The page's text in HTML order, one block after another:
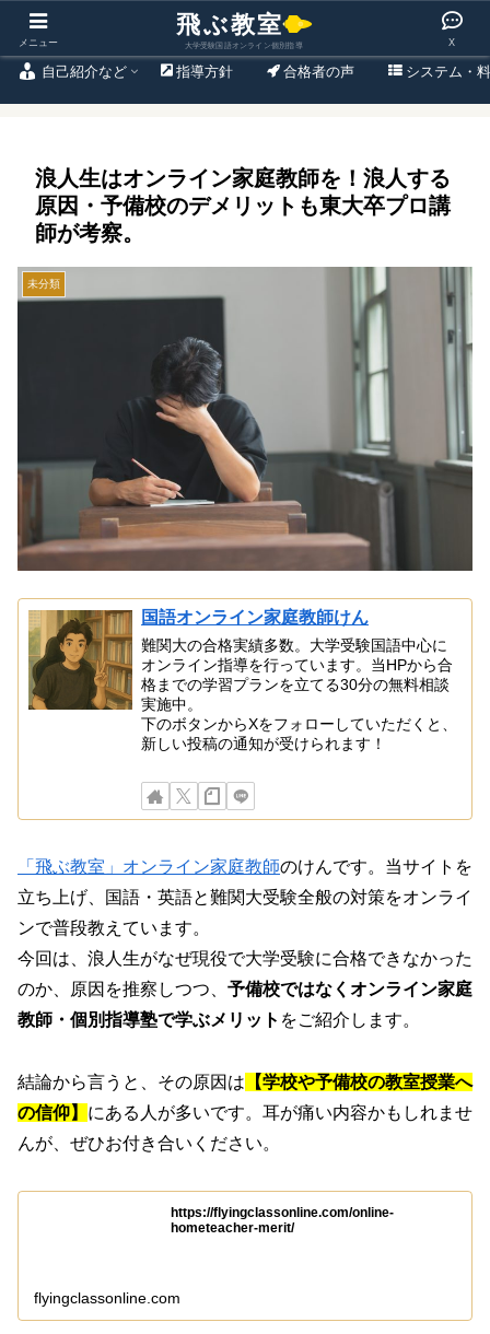
東大出身プロのオンライン大学受験国語専門塾
自己紹介など 指導方針 合格者の声 システム・
浪人生はオンライン家庭教師を！浪人する
原因・予備校のデメリットも東大卒プロ講
師が考察。
未分類
国語オンライン家庭教師けん
難関大の合格実績多数。大学受験国語中心に
オンライン指導を行っています。当HPから合
格までの学習プランを立てる30分の無料相談
実施中。
下のボタンからXをフォローしていただくと、
新しい投稿の通知が受けられます！
「飛ぶ教室」オンライン家庭教師のけんです。当サイトを
立ち上げ、国語・英語と難関大受験全般の対策をオンライ
ンで普段教えています。
今回は、浪人生がなぜ現役で大学受験に合格できなかった
のか、原因を推察しつつ、 予備校ではなくオンライン家庭
教師・個別指導塾で学ぶメリット をご紹介します。
結論から言うと、その原因は 【学校や予備校の教室授業へ
の信仰】 にある人が多いです。耳が痛い内容かもしれませ
んが、ぜひお付き合いください。
https://flyingclassonline.com/online-
hometeacher-merit/
flyingclassonline.com
メニュー X